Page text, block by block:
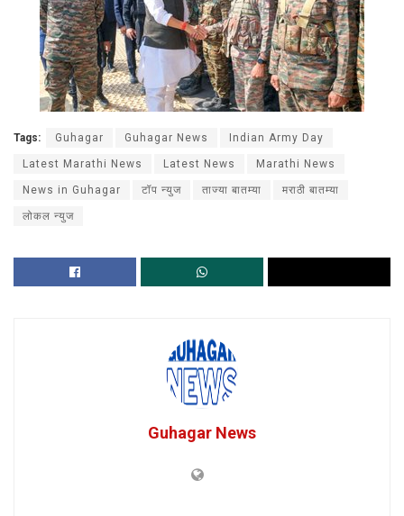
Tags: Guhagar Guhagar News Indian Army Day
Latest Marathi News Latest News Marathi News
News in Guhagar टॉप न्युज ताज्या बातम्या मराठी बातम्या
लोकल न्युज
Guhagar News